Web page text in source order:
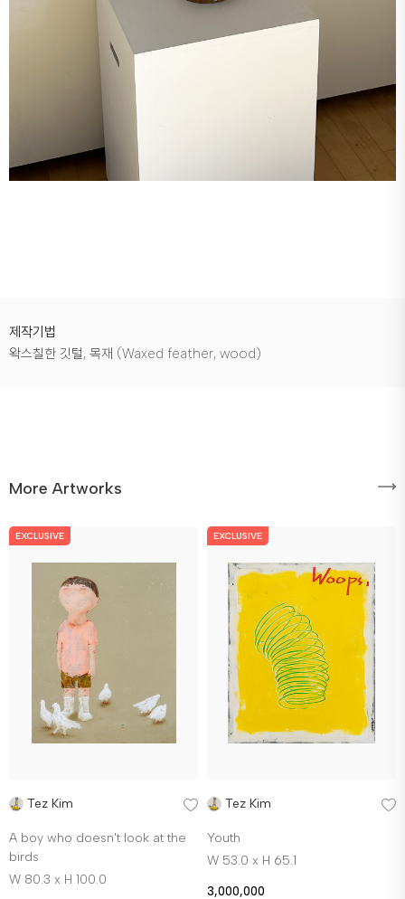
제작기법
왁스칠한 깃털, 목재 (Waxed feather, wood)
More Artworks
EXCLUSIVE
Tez Kim
A boy who doesn't look at the
birds
W 80.3 x H 100.0
EXCLUSIVE
Tez Kim
Youth
W 53.0 x H 65.1
3,000,000